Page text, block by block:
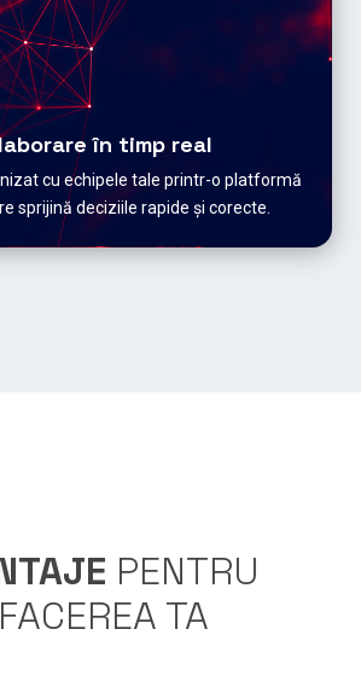
în timp real
cu echipele tale printr-o platformă
sprijină deciziile rapide și corecte.
PENTRU
TA